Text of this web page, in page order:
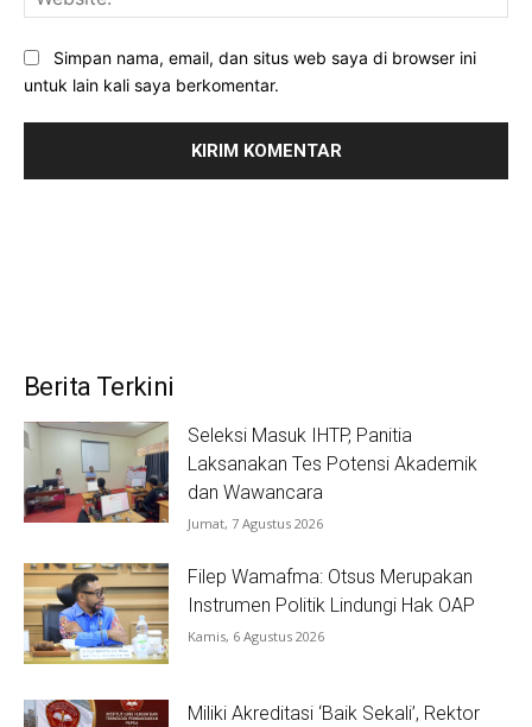
Simpan nama, email, dan situs web saya di browser ini
untuk lain kali saya berkomentar.
Berita Terkini
Seleksi Masuk IHTP, Panitia
Laksanakan Tes Potensi Akademik
dan Wawancara
Jumat, 7 Agustus 2026
Filep Wamafma: Otsus Merupakan
Instrumen Politik Lindungi Hak OAP
Kamis, 6 Agustus 2026
Miliki Akreditasi ‘Baik Sekali’, Rektor